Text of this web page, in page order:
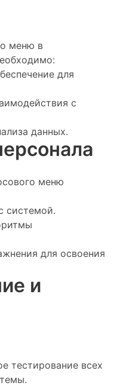
меню в
для
с
данных.
меню
системой.
для освоения
и
тестирование всех